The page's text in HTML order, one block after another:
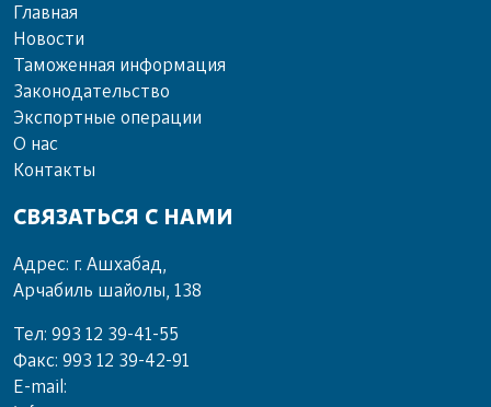
Главная
Новости
Таможенная информация
Законодательство
Экспортные операции
О нас
Контакты
СВЯЗАТЬСЯ С НАМИ
Адрес: г. Ашхабад,
Арчабиль шайолы, 138
Тел: 993 12 39-41-55
Факс: 993 12 39-42-91
E-mail: